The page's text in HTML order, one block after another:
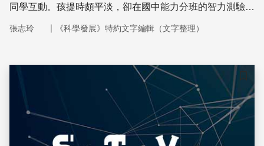
同學互動。孩提時頗平淡，卻在國中能力分班的智力測驗中
讀科學雜誌、故事書、數學書籍並接觸許多益智遊戲，使她
張志玲 ｜ 《科學發展》特約文字編輯（文字整理）
儲存